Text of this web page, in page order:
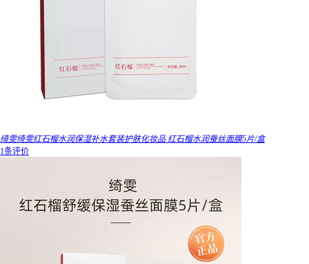
绮雯绮雯红石榴水润保湿补水套装护肤化妆品 红石榴水润蚕丝面膜5片/盒
1条评价